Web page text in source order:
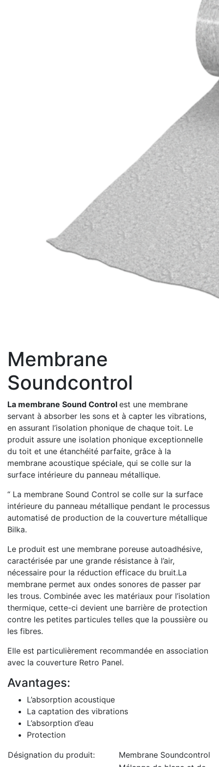
Membrane
Soundcontrol
La membrane Sound Control est une membrane
servant à absorber les sons et à capter les vibrations,
en assurant l’isolation phonique de chaque toit. Le
produit assure une isolation phonique exceptionnelle
du toit et une étanchéité parfaite, grâce à la
membrane acoustique spéciale, qui se colle sur la
surface intérieure du panneau métallique.
“ La membrane Sound Control se colle sur la surface
intérieure du panneau métallique pendant le processus
automatisé de production de la couverture métallique
Bilka.
Le produit est une membrane poreuse autoadhésive,
caractérisée par une grande résistance à l’air,
nécessaire pour la réduction efficace du bruit.La
membrane permet aux ondes sonores de passer par
les trous. Combinée avec les matériaux pour l’isolation
thermique, cette-ci devient une barrière de protection
contre les petites particules telles que la poussière ou
les fibres.
Elle est particulièrement recommandée en association
avec la couverture Retro Panel.
Avantages:
L’absorption acoustique
La captation des vibrations
L’absorption d’eau
Protection
Désignation du produit:
Membrane Soundcontrol